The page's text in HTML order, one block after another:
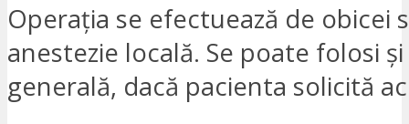
Operația se efectuează de obicei
anestezie locală. Se poate folosi
generală, dacă pacienta solicită